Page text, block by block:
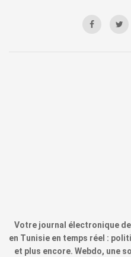
Votre journal électronique
en Tunisie en temps réel :
et plus encore. Webdo, une